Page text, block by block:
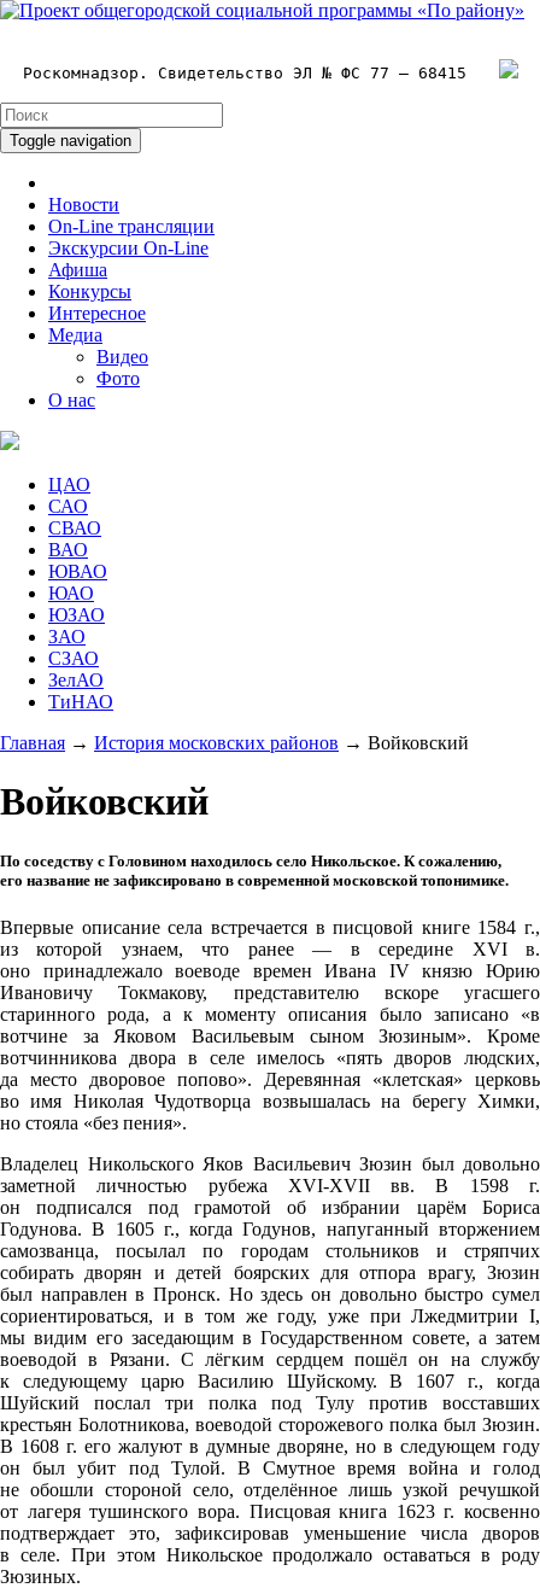
Роскомнадзор. Свидетельство ЭЛ № ФС 77 – 68415
Toggle navigation
Новости
On-Line трансляции
Экскурсии On-Line
Афиша
Конкурсы
Интересное
Медиа
Видео
Фото
О нас
ЦАО
САО
СВАО
ВАО
ЮВАО
ЮАО
ЮЗАО
ЗАО
СЗАО
ЗелАО
ТиНАО
Главная → История московских районов → Войковский
Войковский
По соседству с Головином находилось село Никольское. К сожалению,
его название не зафиксировано в современной московской топонимике.
Впервые описание села встречается в писцовой книге 1584 г.,
из которой узнаем, что ранее — в середине XVI в.
оно принадлежало воеводе времен Ивана IV князю Юрию
Ивановичу Токмакову, представителю вскоре угасшего
старинного рода, а к моменту описания было записано «в
вотчине за Яковом Васильевым сыном Зюзиным». Кроме
вотчинникова двора в селе имелось «пять дворов людских,
да место дворовое попово». Деревянная «клетская» церковь
во имя Николая Чудотворца возвышалась на берегу Химки,
но стояла «без пения».
Владелец Никольского Яков Васильевич Зюзин был довольно
заметной личностью рубежа XVI-XVII вв. В 1598 г.
он подписался под грамотой об избрании царём Бориса
Годунова. В 1605 г., когда Годунов, напуганный вторжением
самозванца, посылал по городам стольников и стряпчих
собирать дворян и детей боярских для отпора врагу, Зюзин
был направлен в Пронск. Но здесь он довольно быстро сумел
сориентироваться, и в том же году, уже при Лжедмитрии I,
мы видим его заседающим в Государственном совете, а затем
воеводой в Рязани. С лёгким сердцем пошёл он на службу
к следующему царю Василию Шуйскому. В 1607 г., когда
Шуйский послал три полка под Тулу против восставших
крестьян Болотникова, воеводой сторожевого полка был Зюзин.
В 1608 г. его жалуют в думные дворяне, но в следующем году
он был убит под Тулой. В Смутное время война и голод
не обошли стороной село, отделённое лишь узкой речушкой
от лагеря тушинского вора. Писцовая книга 1623 г. косвенно
подтверждает это, зафиксировав уменьшение числа дворов
в селе. При этом Никольское продолжало оставаться в роду
Зюзиных.